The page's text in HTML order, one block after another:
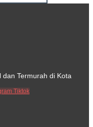
dan Termurah di Kota
Tiktok